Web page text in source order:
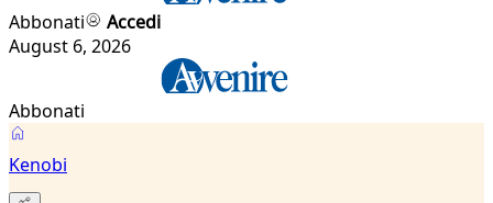
Abbonati
Accedi
August 6, 2026
Abbonati
Kenobi